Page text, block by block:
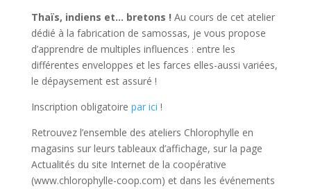
Thaïs, indiens et… bretons ! Au cours de cet atelier
dédié à la fabrication de samossas, je vous propose
d’apprendre de multiples influences : entre les
différentes enveloppes et les farces elles-aussi variées,
le dépaysement est assuré !
Inscription obligatoire par ici !
Retrouvez l’ensemble des ateliers Chlorophylle en
magasins sur leurs tableaux d’affichage, sur la page
Actualités du site Internet de la coopérative
(www.chlorophylle-coop.com) et dans les événements